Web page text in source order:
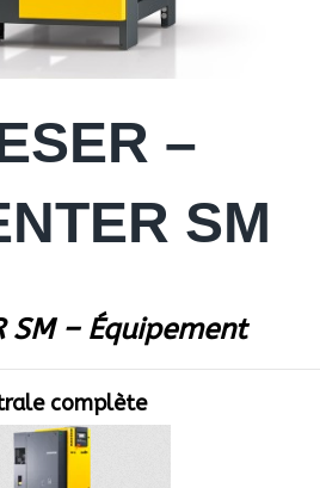
–
SM
SM – Équipement
complète